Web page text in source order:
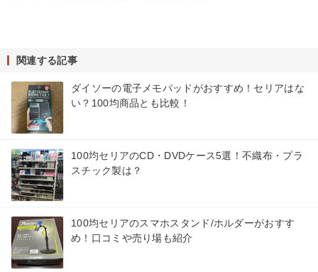
関連する記事
ダイソーの電子メモパッドがおすすめ！セリアはな
い？100均商品とも比較！
100均セリアのCD・DVDケース5選！不織布・プラ
スチック製は？
100均セリアのスマホスタンド/ホルダーがおすす
め！口コミや売り場も紹介